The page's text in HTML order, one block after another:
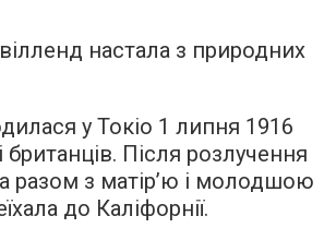
настала з природних
у Токіо 1 липня 1916
британців. Після розлучення
разом з матір’ю і молодшою
до Каліфорнії.